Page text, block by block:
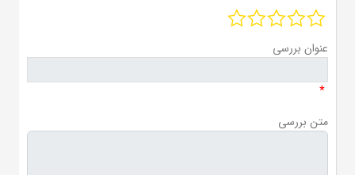
عنوان بررسی
*
متن بررسی